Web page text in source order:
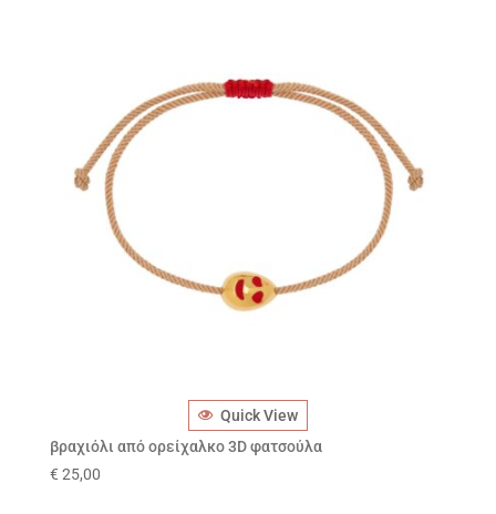
Quick View
βραχιόλι από ορείχαλκο 3D φατσούλα
€ 25,00